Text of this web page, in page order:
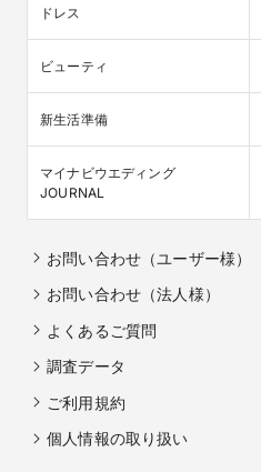
ドレス
ビューティ
新生活準備
マイナビウエディング
JOURNAL
お問い合わせ（ユーザー様）
お問い合わせ（法人様）
よくあるご質問
調査データ
ご利用規約
個人情報の取り扱い